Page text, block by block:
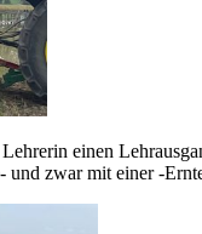
einen
und zwar mit einer -